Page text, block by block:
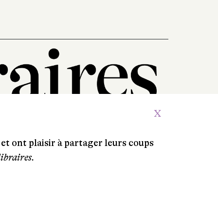
X
ont plaisir à partager leurs coups